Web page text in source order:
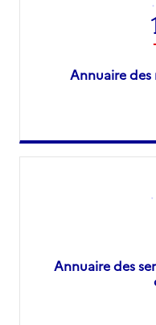
Annuaire
Annuaire des